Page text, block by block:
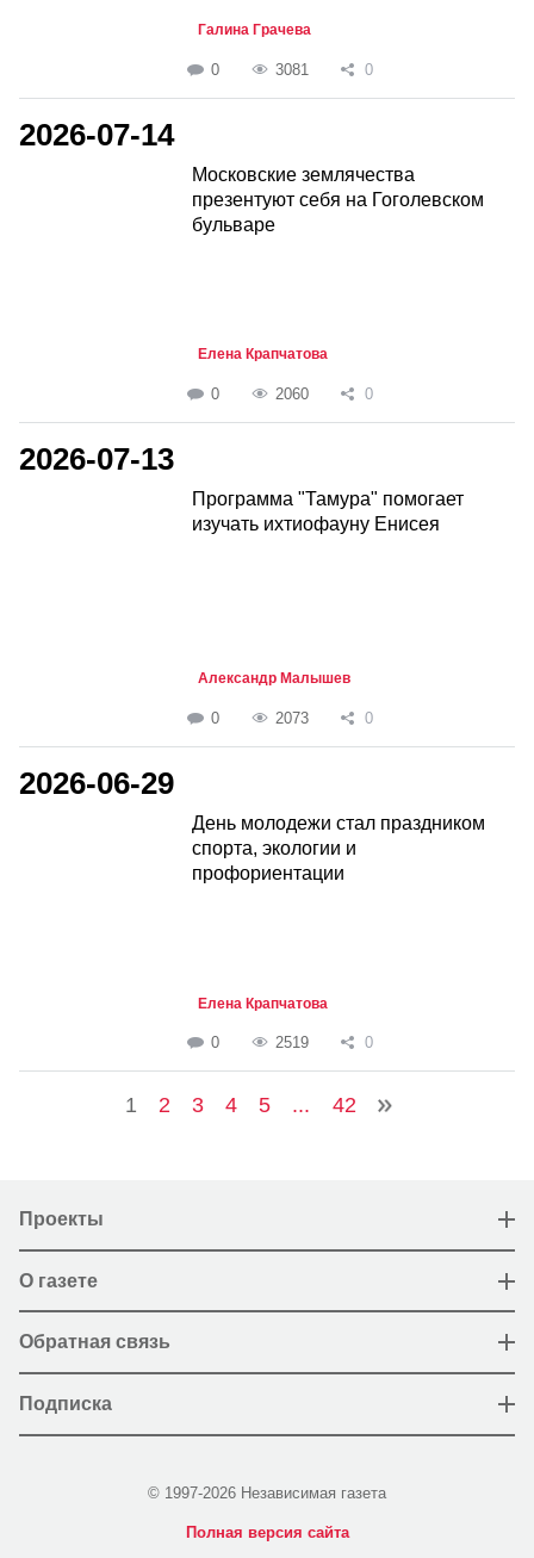
Галина Грачева
0 3081 0
2026-07-14
Московские землячества
презентуют себя на Гоголевском
бульваре
Елена Крапчатова
0 2060 0
2026-07-13
Программа "Тамура" помогает
изучать ихтиофауну Енисея
Александр Малышев
0 2073 0
2026-06-29
День молодежи стал праздником
спорта, экологии и
профориентации
Елена Крапчатова
0 2519 0
1 2 3 4 5 ... 42
Проекты
О газете
Обратная связь
Подписка
© 1997-2026 Независимая газета
Полная версия сайта